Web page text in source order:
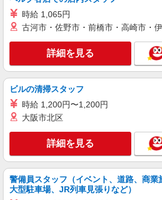
正社員
UTエージェント株式会社 AGT関西第三
《JDEI1C》
組立・検査・部品供給
時給：1,260円〜 月
働＋残業40時間/月の場
兵庫県丹波市 勤務
歩/車/自転車/電車/バイ
歩17分、車3分 ※構内
キープ
派遣社員
UTエージェント株式会社 AGT関西第三CU
《JGEI1C》
時給 1,065円
古河市・佐野市・前橋市・高崎市・
詳細を見る
ビルの清掃スタッフ
時給 1,200円〜1,200円
大阪市北区
詳細を見る
警備員スタッフ（イベント、道路、商業
大型駐車場、JR列車見張りなど）